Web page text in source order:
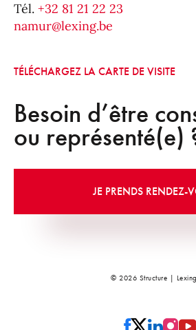
Besoin d’être
ou représenté(e)
JE PRENDS RENDEZ-
Tél. +32 81 21 22 23
namur@lexing.be
TÉLÉCHARGEZ LA CARTE DE VISITE
© 2026 Structure | Lexing